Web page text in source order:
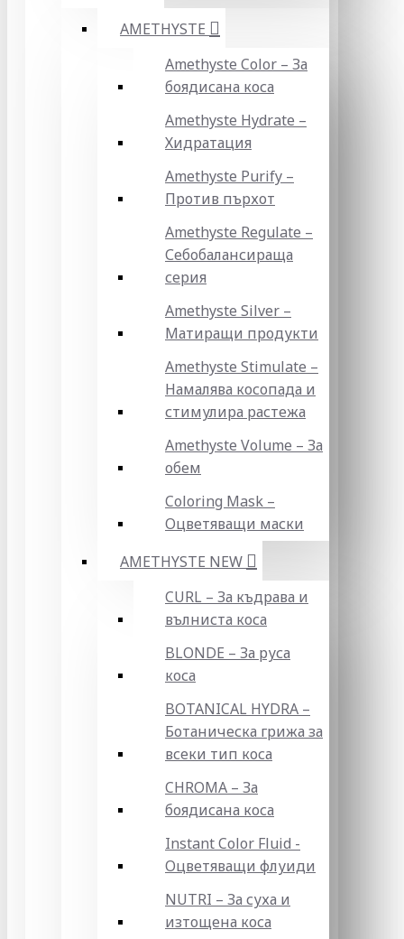
AMETHYSTE
Amethyste Color – За
боядисана коса
Amethyste Hydrate –
Хидратация
Amethyste Purify –
Против пърхот
Amethyste Regulate –
Себобалансираща
серия
Amethyste Silver –
Матиращи продукти
Amethyste Stimulate –
Намалява косопада и
стимулира растежа
Amethyste Volume – За
обем
Coloring Mask –
Оцветяващи маски
AMETHYSTE NEW
CURL – За къдрава и
вълниста коса
BLONDE – За руса
коса
BOTANICAL HYDRA –
Ботаническа грижа за
всеки тип коса
CHROMA – За
боядисана коса
Instant Color Fluid -
Оцветяващи флуиди
NUTRI – За суха и
изтощена коса